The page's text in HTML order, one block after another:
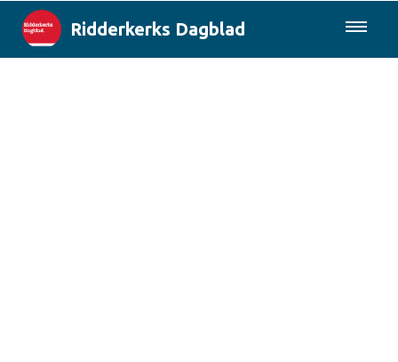
Ridderkerks Dagblad